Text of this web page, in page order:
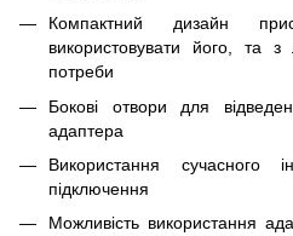
Компактний дизайн
використовувати його, та з
потреби
Бокові отвори для
адаптера
Використання
підключення
Можливість використання